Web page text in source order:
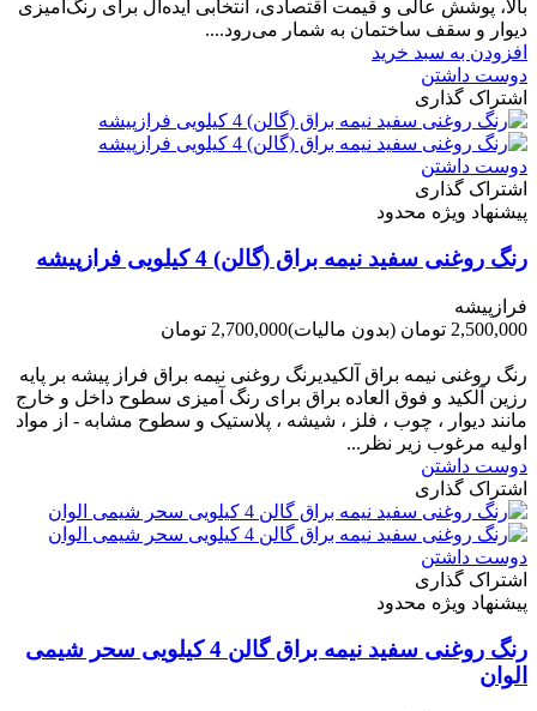
بالا، پوشش عالی و قیمت اقتصادی، انتخابی ایده‌آل برای رنگ‌آمیزی
دیوار و سقف ساختمان به شمار می‌رود....
افزودن به سبد خرید
دوست داشتن
اشتراک گذاری
دوست داشتن
اشتراک گذاری
پیشنهاد ویژه محدود
رنگ روغنی سفید نیمه براق (گالن) 4 کیلویی فرازپیشه
فرازپیشه
2,500,000 تومان
(بدون مالیات)2,700,000 تومان
رنگ روغنی نیمه براق آلکیدیرنگ روغنی نیمه براق فراز پیشه بر پایه
رزین آلکید و فوق العاده براق برای رنگ آمیزی سطوح داخل و خارج
مانند دیوار ، چوب ، فلز ، شیشه ، پلاستیک و سطوح مشابه - از مواد
اولیه مرغوب زیر نظر...
دوست داشتن
اشتراک گذاری
دوست داشتن
اشتراک گذاری
پیشنهاد ویژه محدود
رنگ روغنی سفید نیمه براق گالن 4 کیلویی سحر شیمی
الوان